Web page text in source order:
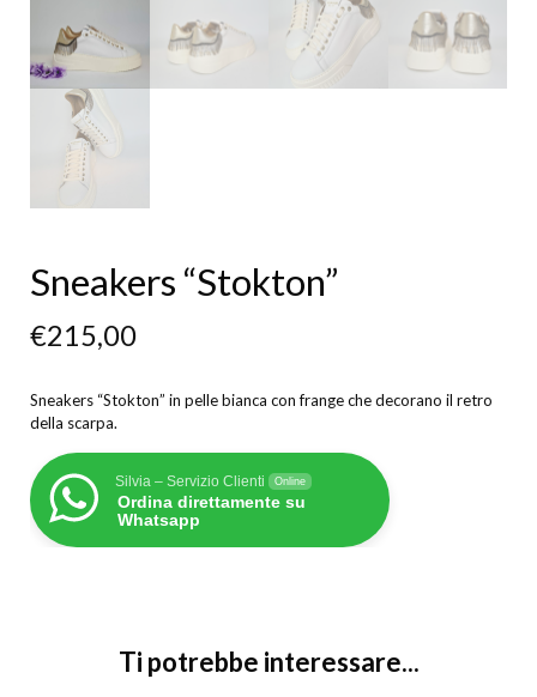
Sneakers “Stokton”
€215,00
Sneakers “Stokton” in pelle bianca con frange che decorano il retro
della scarpa.
Silvia – Servizio Clienti Online
Ordina direttamente su
Whatsapp
Ti potrebbe interessare...